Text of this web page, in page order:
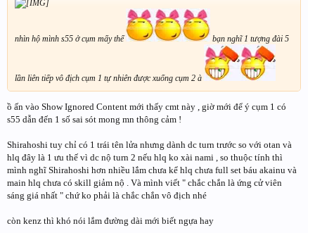
nhìn hộ mình s55 ở cụm mấy thế bạn nghĩ 1 tượng đài 5
lần liên tiếp vô địch cụm 1 tự nhiên được xuống cụm 2 à
ồ ấn vào Show Ignored Content mới thấy cmt này , giờ mới để ý cụm 1 có
s55 dẫn đến 1 số sai sót mong mn thông cảm !
Shirahoshi tuy chỉ có 1 trái tên lửa nhưng dành dc turn trước so với otan và
hlq đây là 1 ưu thế vì dc nộ turn 2 nếu hlq ko xài nami , so thuộc tính thì
mình nghĩ Shirahoshi hơn nhiều lắm chưa kể hlq chưa full set báu akainu và
main hlq chưa có skill giảm nộ . Và mình viết " chắc chắn là ứng cử viên
sáng giá nhất " chứ ko phải là chắc chắn vô địch nhé
còn kenz thì khó nói lắm đường dài mới biết ngựa hay